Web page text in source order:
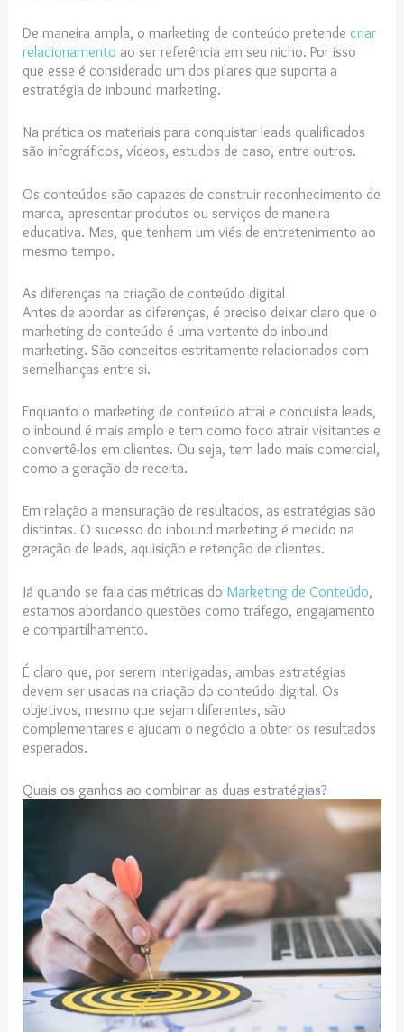
De maneira ampla, o marketing de conteúdo pretendecriar
relacionamento ao ser referência em seu nicho. Por isso
que esse é considerado um dos pilares que suporta a
estratégia de inbound marketing.
Na prática os materiais para conquistar leads qualificados
são infográficos, vídeos, estudos de caso, entre outros.
Os conteúdos são capazes de construir reconhecimento de
marca, apresentar produtos ou serviços de maneira
educativa. Mas, que tenham um viés de entretenimento ao
mesmo tempo.
As diferenças na criação de conteúdo digital
Antes de abordar as diferenças, é preciso deixar claro que o
marketing de conteúdo é uma vertente do inbound
marketing. São conceitos estritamente relacionados com
semelhanças entre si.
Enquanto o marketing de conteúdo atrai e conquista leads,
o inbound é mais amplo e tem como foco atrair visitantes e
convertê-los em clientes. Ou seja, tem lado mais comercial,
como a geração de receita.
Em relação a mensuração de resultados, as estratégias são
distintas. O sucesso do inbound marketing é medido na
geração de leads, aquisição e retenção de clientes.
Já quando se fala das métricas do Marketing de Conteúdo,
estamos abordando questões como tráfego, engajamento
e compartilhamento.
É claro que, por serem interligadas, ambas estratégias
devem ser usadas na criação do conteúdo digital. Os
objetivos, mesmo que sejam diferentes, são
complementares e ajudam o negócio a obter os resultados
esperados.
Quais os ganhos ao combinar as duas estratégias?